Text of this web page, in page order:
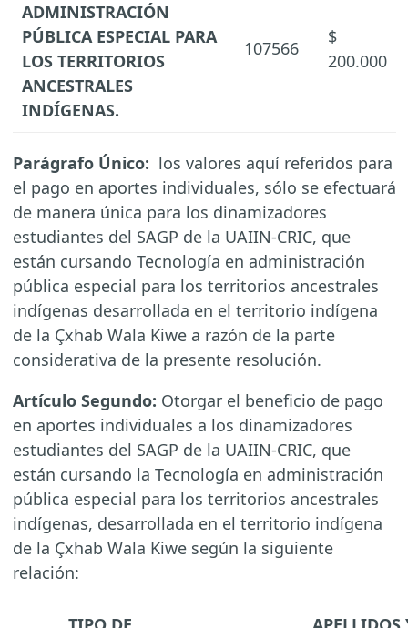
ADMINISTRACIÓN
PÚBLICA ESPECIAL PARA
LOS TERRITORIOS
ANCESTRALES
INDÍGENAS.
107566
$
200.000
Parágrafo Único: los valores aquí referidos para
el pago en aportes individuales, sólo se efectuará
de manera única para los dinamizadores
estudiantes del SAGP de la UAIIN-CRIC, que
están cursando Tecnología en administración
pública especial para los territorios ancestrales
indígenas desarrollada en el territorio indígena
de la Çxhab Wala Kiwe a razón de la parte
considerativa de la presente resolución.
Artículo Segundo: Otorgar el beneficio de pago
en aportes individuales a los dinamizadores
estudiantes del SAGP de la UAIIN-CRIC, que
están cursando la Tecnología en administración
pública especial para los territorios ancestrales
indígenas, desarrollada en el territorio indígena
de la Çxhab Wala Kiwe según la siguiente
relación: